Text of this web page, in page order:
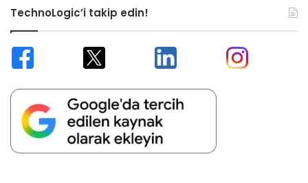
TechnoLogic’i takip edin!